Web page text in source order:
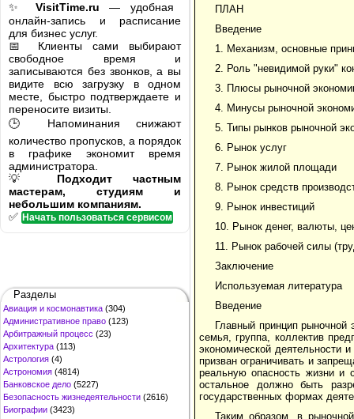
✨ VisitTime.ru — удобная
онлайн-запись и расписание
для бизнес услуг.
📅 Клиенты сами выбирают
свободное время и
записываются без звонков, а вы
видите всю загрузку в одном
месте, быстро подтверждаете и
переносите визиты.
🕒 Напоминания снижают
количество пропусков, а порядок
в графике экономит время
администратора.
💡 Подходит частным
мастерам, студиям и
небольшим компаниям.
✅ Начать пользоваться сервисом
Разделы
Авиация и космонавтика (304)
Административное право (123)
Арбитражный процесс (23)
Архитектура (113)
Астрология (4)
Астрономия (4814)
Банковское дело (5227)
Безопасность жизнедеятельности (2616)
Биографии (3423)
ПЛАН
Введение
1. Механизм, основные
2. Роль "невидимой руки"
3. Плюсы рыночной
4. Минусы рыночной
5. Типы рынков рыночной
6. Рынок услуг
7. Рынок жилой площади
8. Рынок средств
9. Рынок инвестиций
10. Рынок денег, валюты,
11. Рынок рабочей силы
Заключение
Используемая литература
Введение
Главный принцип рыночной
семья, группа, коллектив
экономической деятельности
призван ограничивать и
реальную опасность жизни и
остальное должно быть
государственных формах
Таким образом, в